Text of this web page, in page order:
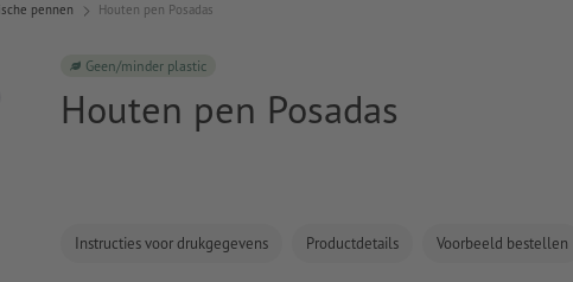
pennen Houten pen Posadas
Geen/minder plastic
Houten pen Posadas
Instructies voor drukgegevens Productdetails Voorbeeld bestellen